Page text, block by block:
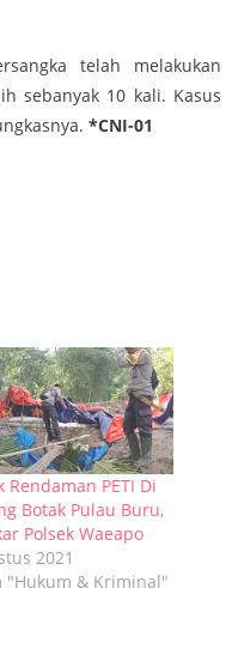
telah melakukan
sebanyak 10 kali. Kasus
*CNI-01
Rendaman PETI Di
Botak Pulau Buru,
Polsek Waeapo
2021
"Hukum & Kriminal"